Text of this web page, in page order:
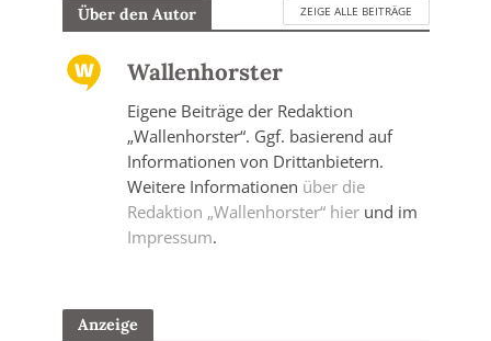
Über den Autor ZEIGE ALLE BEITRÄGE
Wallenhorster
Eigene Beiträge der Redaktion
„Wallenhorster“. Ggf. basierend auf
Informationen von Drittanbietern.
Weitere Informationen über die
Redaktion „Wallenhorster“ hierund im
Impressum.
Anzeige